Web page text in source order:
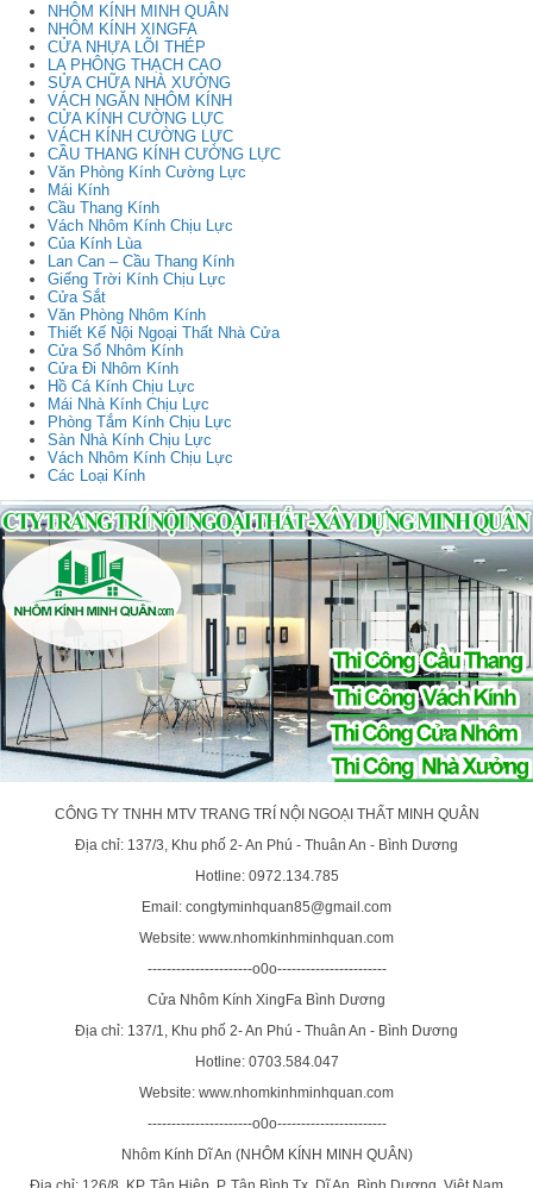
NHÔM KÍNH MINH QUÂN
NHÔM KÍNH XINGFA
CỬA NHỰA LÕI THÉP
LA PHÔNG THẠCH CAO
SỬA CHỮA NHÀ XƯỞNG
VÁCH NGĂN NHÔM KÍNH
CỬA KÍNH CƯỜNG LỰC
VÁCH KÍNH CƯỜNG LỰC
CẦU THANG KÍNH CƯỜNG LỰC
Văn Phòng Kính Cường Lực
Mái Kính
Cầu Thang Kính
Vách Nhôm Kính Chịu Lực
Của Kính Lùa
Lan Can – Cầu Thang Kính
Giếng Trời Kính Chịu Lực
Cửa Sắt
Văn Phòng Nhôm Kính
Thiết Kế Nội Ngoại Thất Nhà Cửa
Cửa Sổ Nhôm Kính
Cửa Đi Nhôm Kính
Hồ Cá Kính Chịu Lực
Mái Nhà Kính Chịu Lực
Phòng Tắm Kính Chịu Lực
Sàn Nhà Kính Chịu Lực
Vách Nhôm Kính Chịu Lực
Các Loại Kính
CÔNG TY TNHH MTV TRANG TRÍ NỘI NGOẠI THẤT MINH QUÂN
Địa chỉ: 137/3, Khu phố 2- An Phú - Thuân An - Bình Dương
Hotline: 0972.134.785
Email: congtyminhquan85@gmail.com
Website: www.nhomkinhminhquan.com
----------------------o0o-----------------------
Cửa Nhôm Kính XingFa Bình Dương
Địa chỉ: 137/1, Khu phố 2- An Phú - Thuân An - Bình Dương
Hotline: 0703.584.047
Website: www.nhomkinhminhquan.com
----------------------o0o-----------------------
Nhôm Kính Dĩ An (NHÔM KÍNH MINH QUÂN)